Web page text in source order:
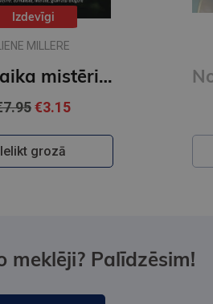
Izdevīgi
MILLERE
Veļu laika mistērija. Vakara romāns
€3.15
Ielikt grozā
meklēji? Palīdzēsim!